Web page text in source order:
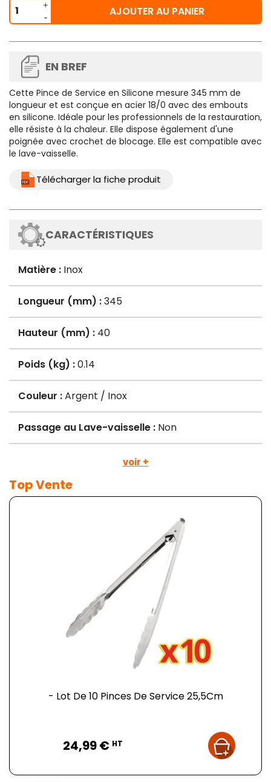
AJOUTER AU PANIER
EN BREF
Cette Pince de Service en Silicone mesure 345 mm de
longueur et est conçue en acier 18/0 avec des embouts
en silicone. Idéale pour les professionnels de la restauration,
elle résiste à la chaleur. Elle dispose également d'une
poignée avec crochet de blocage. Elle est compatible avec
le lave-vaisselle.
Télécharger la fiche produit
CARACTÉRISTIQUES
Matière : Inox
Longueur (mm) :345
Hauteur (mm) : 40
Poids (kg) :0.14
Couleur :Argent / Inox
Passage au Lave-vaisselle : Non
voir +
Top Vente
- Lot De 10 Pinces De Service 25,5Cm
24,99 € HT